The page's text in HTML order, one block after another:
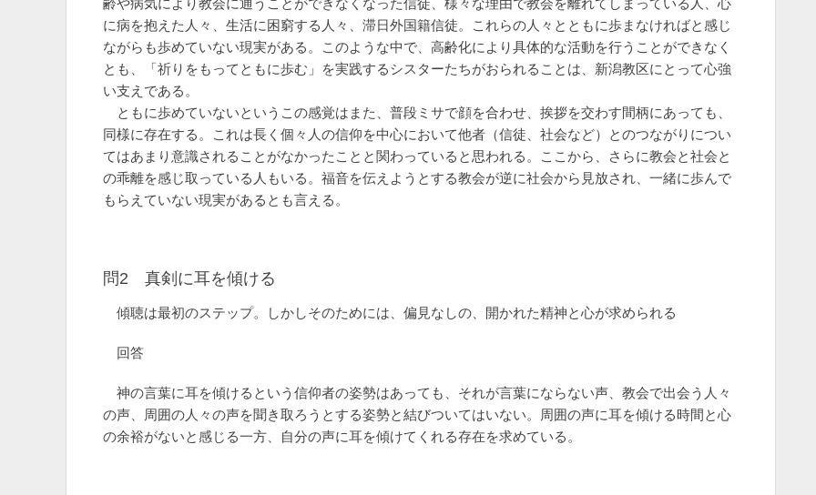
に病を抱えた人々、生活に困窮する人々、滞日外国籍信徒。これらの人々とともに歩まなければと感じ
ながらも歩めていない現実がある。このような中で、高齢化により具体的な活動を行うことができなく
とも、「祈りをもってともに歩む」を実践するシスターたちがおられることは、新潟教区にとって心強
い支えである。
ともに歩めていないというこの感覚はまた、普段ミサで顔を合わせ、挨拶を交わす間柄にあっても、
同様に存在する。これは長く個々人の信仰を中心において他者（信徒、社会など）とのつながりについ
てはあまり意識されることがなかったことと関わっていると思われる。ここから、さらに教会と社会と
の乖離を感じ取っている人もいる。福音を伝えようとする教会が逆に社会から見放され、一緒に歩んで
もらえていない現実があるとも言える。
問2 真剣に耳を傾ける
傾聴は最初のステップ。しかしそのためには、偏見なしの、開かれた精神と心が求められる
回答
神の言葉に耳を傾けるという信仰者の姿勢はあっても、それが言葉にならない声、教会で出会う人々
の声、周囲の人々の声を聞き取ろうとする姿勢と結びついてはいない。周囲の声に耳を傾ける時間と心
の余裕がないと感じる一方、自分の声に耳を傾けてくれる存在を求めている。